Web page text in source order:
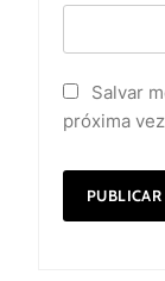
Salvar
próxima